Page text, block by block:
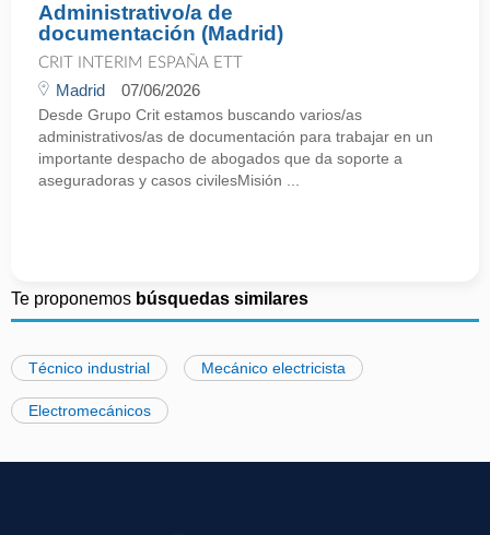
Administrativo/a de
documentación (Madrid)
CRIT INTERIM ESPAÑA ETT
Madrid 07/06/2026
Desde Grupo Crit estamos buscando varios/as
administrativos/as de documentación para trabajar en un
importante despacho de abogados que da soporte a
aseguradoras y casos civilesMisión ...
Te proponemos búsquedas similares
Técnico industrial Mecánico electricista
Electromecánicos